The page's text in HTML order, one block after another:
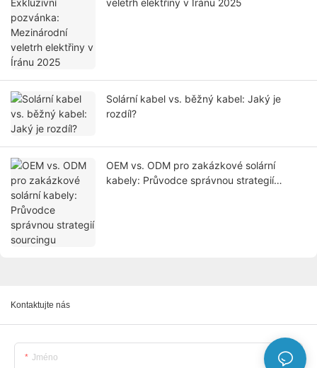
Solární kabel vs. běžný kabel: Jaký je
rozdíl?
OEM vs. ODM pro zakázkové solární
kabely: Průvodce správnou strategií
Kontaktujte nás
Jméno